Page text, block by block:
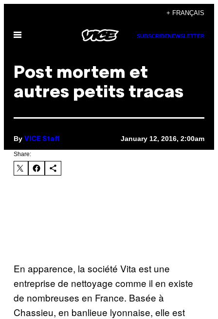
content
+ FRANÇAIS
Open
SUBSCRIBENEWSLETTER
Post mortem et
autres petits tracas
By VICE Staff January 12, 2016, 2:00am
Share:
En apparence, la société Vita est une
entreprise de nettoyage comme il en existe
de nombreuses en France. Basée à
Chassieu, en banlieue lyonnaise, elle est